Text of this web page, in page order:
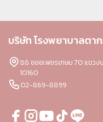
บริษัท โรงพยาบาลตา
88 ซอยเพชรเกษม 70 แขวง
10160
02-869-8899